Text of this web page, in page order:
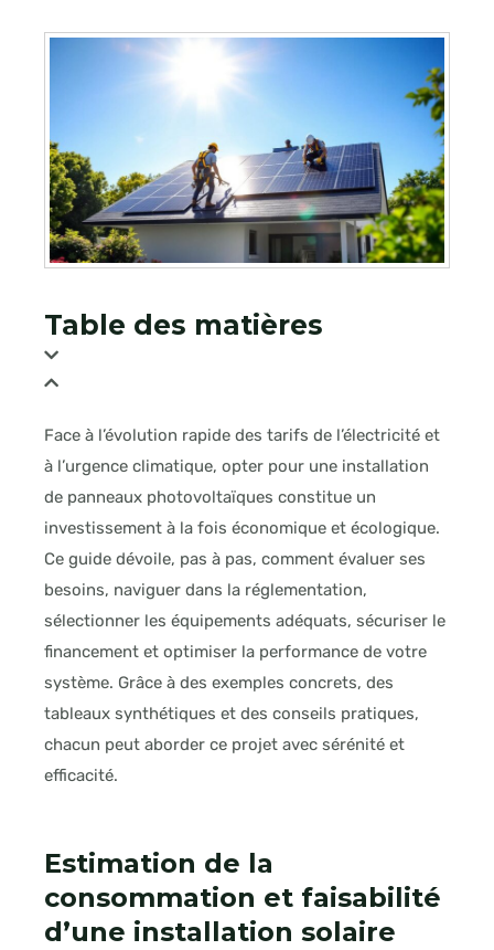
Table des matières
Face à l’évolution rapide des tarifs de l’électricité et
à l’urgence climatique, opter pour une installation
de panneaux photovoltaïques constitue un
investissement à la fois économique et écologique.
Ce guide dévoile, pas à pas, comment évaluer ses
besoins, naviguer dans la réglementation,
sélectionner les équipements adéquats, sécuriser le
financement et optimiser la performance de votre
système. Grâce à des exemples concrets, des
tableaux synthétiques et des conseils pratiques,
chacun peut aborder ce projet avec sérénité et
efficacité.
Estimation de la
consommation et faisabilité
d’une installation solaire